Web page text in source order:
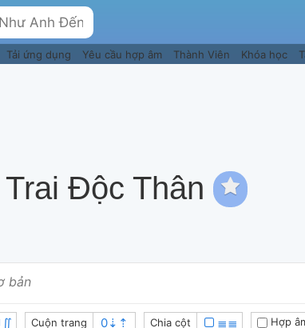
Tải ứng dụng Yêu cầu hợp âm Thành Viên Khóa học
Trai Độc Thân
bản
∬ Cuộn trang Chia cột ≣≣ Hợp